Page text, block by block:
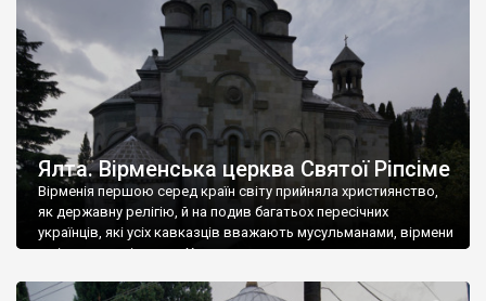
Ялта. Вірменська церква Святої Ріпсіме
Вірменія першою серед країн світу прийняла християнство,
як державну релігію, й на подив багатьох пересічних
українців, які усіх кавказців вважають мусульманами, вірмени
є відданими вірянами Христа